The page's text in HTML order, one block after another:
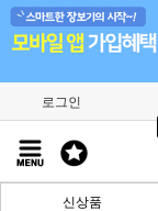
로그인
신상품